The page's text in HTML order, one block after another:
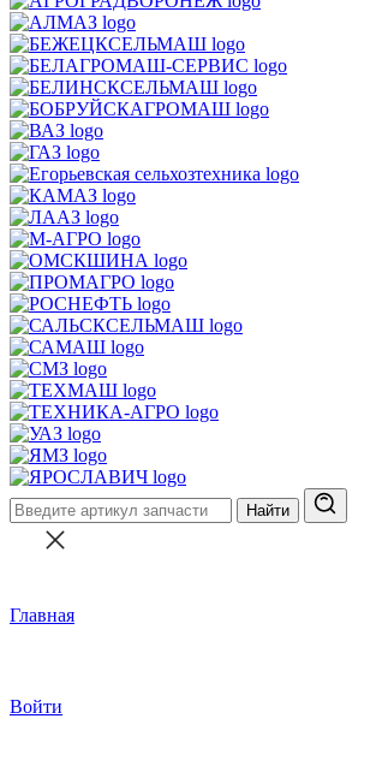
Найти
Главная
Войти